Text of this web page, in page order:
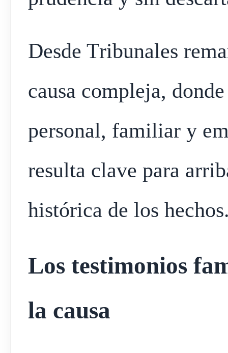
Desde Tribunales
causa compleja,
personal, familiar y
resulta clave para
histórica de los
Los testimonios
la causa